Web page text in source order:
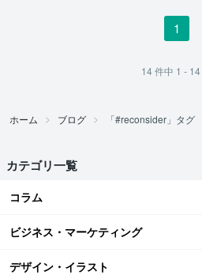
1
14件中 1 - 14
ホーム ブログ 「#reconsider」タグ
カテゴリ一覧
コラム
ビジネス・マーケティング
デザイン・イラスト